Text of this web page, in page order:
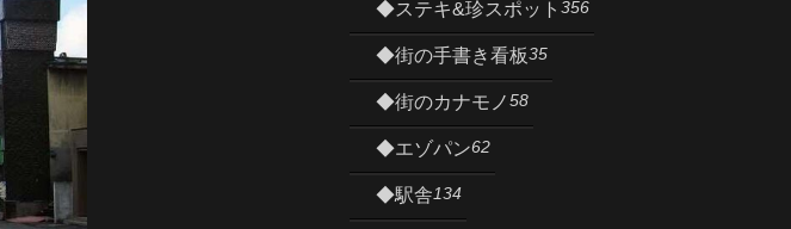
◆ステキ&珍スポット 356
◆街の手書き看板35
◆街のカナモノ58
◆エゾパン62
◆駅舎134